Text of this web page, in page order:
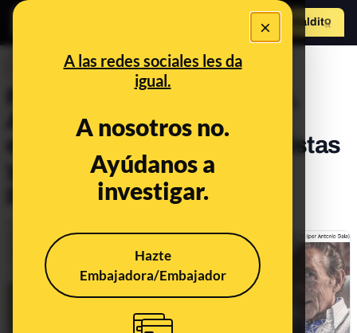
×
A las redes sociales les da
igual.
A nosotros no.
Ayúdanos a
investigar.
Hazte
Embajadora/Embajador
Hazte Maldito
Pérez-Reverte, Julia Otero,
Antonio Gala...: Frases de
escritores, actores, periodistas
y músicos que nunca han
pronunciado